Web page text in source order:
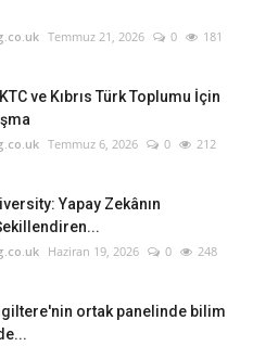
Temmuz 21, 2026 0 181
ve Kıbrıs Türk Toplumu İçin
Temmuz 6, 2026 0 212
Yapay Zekânın
Haziran 19, 2026 0 248
ortak panelinde bilim